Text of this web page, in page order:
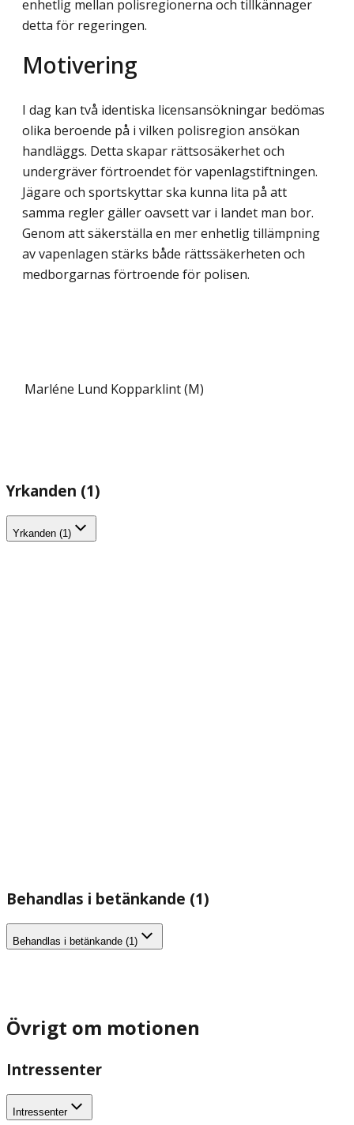
enhetlig mellan polisregionerna och tillkännager
detta för regeringen.
Motivering
I dag kan två identiska licensansökningar bedömas
olika beroende på i vilken polis­region ansökan
handläggs. Detta skapar rättsosäkerhet och
undergräver förtroendet för vapenlagstiftningen.
Jägare och sportskyttar ska kunna lita på att
samma regler gäller oavsett var i landet man bor.
Genom att säkerställa en mer enhetlig tillämpning
av vapenlagen stärks både rättssäkerheten och
medborgarnas förtroende för polisen.
Marléne Lund Kopparklint (M)
Yrkanden (1)
Yrkanden (1)
Behandlas i betänkande (1)
Behandlas i betänkande (1)
Övrigt om motionen
Intressenter
Intressenter